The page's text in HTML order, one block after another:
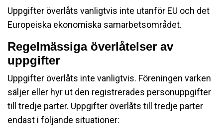
Uppgifter överlåts vanligtvis inte utanför EU och det
Europeiska ekonomiska samarbetsområdet.
Regelmässiga överlåtelser av
uppgifter
Uppgifter överlåts inte vanligtvis. Föreningen varken
säljer eller hyr ut den registrerades personuppgifter
till tredje parter. Uppgifter överlåts till tredje parter
endast i följande situationer: